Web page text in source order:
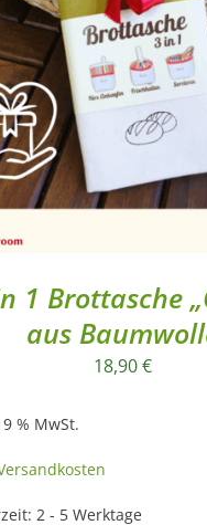
1 Brottasche
aus
18,90€
% MwSt.
2 - 5 Werktage